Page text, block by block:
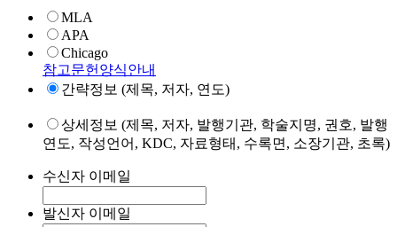
MLA
APA
Chicago
참고문헌양식안내
간략정보 (제목, 저자, 연도)
상세정보 (제목, 저자, 발행기관, 학술지명, 권호, 발행
연도, 작성언어, KDC, 자료형태, 수록면, 소장기관, 초록)
수신자 이메일
발신자 이메일